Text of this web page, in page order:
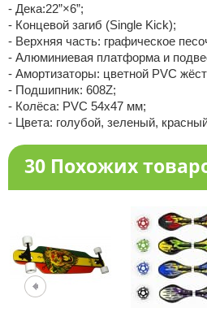
- Дека:22”×6”;
- Концевой загиб (Single Kick);
- Верхняя часть: графическое
- Алюминиевая платформа и
- Амортизаторы: цветной PVC
- Подшипник: 608Z;
- Колёса: PVC 54x47 мм;
- Цвета: голубой, зеленый,
30 Похожих